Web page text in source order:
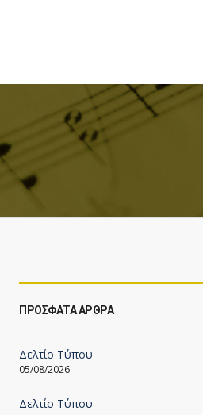
ΠΡΟΣΦΑΤΑ ΑΡΘΡΑ
Δελτίο Τύπου
05/08/2026
Δελτίο Τύπου